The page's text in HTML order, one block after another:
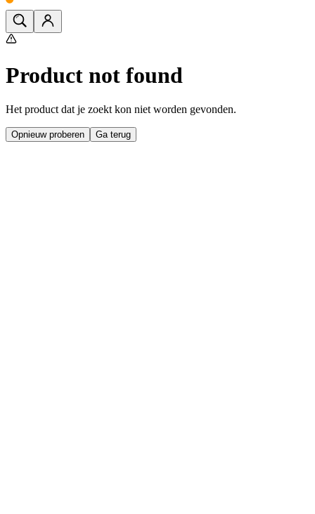
Product not found
Het product dat je zoekt kon niet worden gevonden.
Opnieuw proberen Ga terug